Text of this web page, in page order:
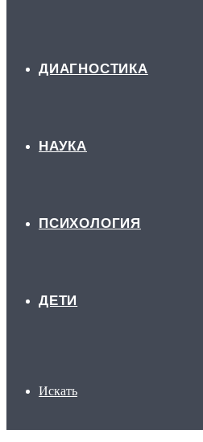
ДИАГНОСТИКА
НАУКА
ПСИХОЛОГИЯ
ДЕТИ
Искать